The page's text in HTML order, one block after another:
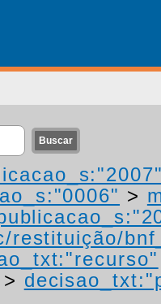
>
restituição/
>